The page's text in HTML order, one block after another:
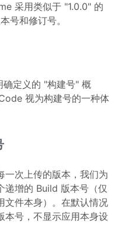
采用类似于 "1.0.0" 的
号和修订号。
定义的 "构建号" 概
视为构建号的一种体
一次上传的版本，我们为
递增的 Build 版本号（仅
文件本身）。在默认情况
本号，不显示应用本身设